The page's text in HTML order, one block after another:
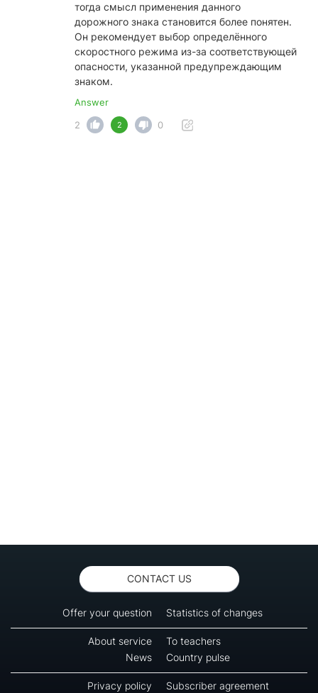
тогда смысл применения данного
дорожного знака становится более понятен.
Он рекомендует выбор определённого
скоростного режима из-за соответствующей
опасности, указанной предупреждающим
знаком.
Answer
2
2 0
CONTACT US
Offer your question Statistics of changes
About service
To teachers
News
Country pulse
Privacy policy Subscriber agreement